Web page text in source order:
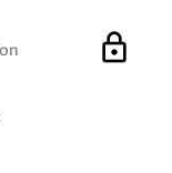
lock